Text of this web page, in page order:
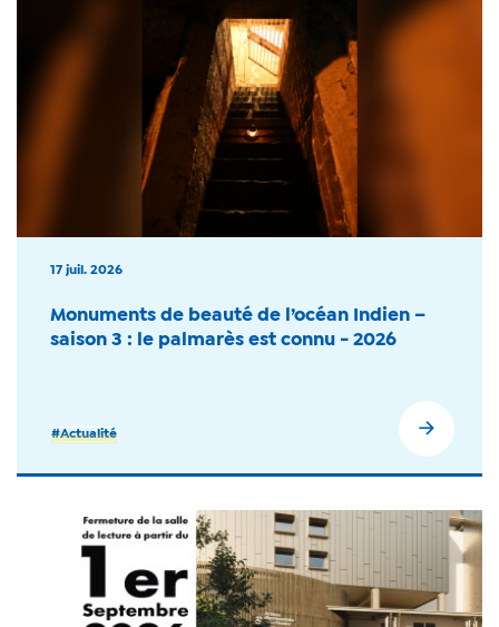
17 juil. 2026
Monuments de beauté de l’océan Indien –
saison 3 : le palmarès est connu - 2026
#Actualité